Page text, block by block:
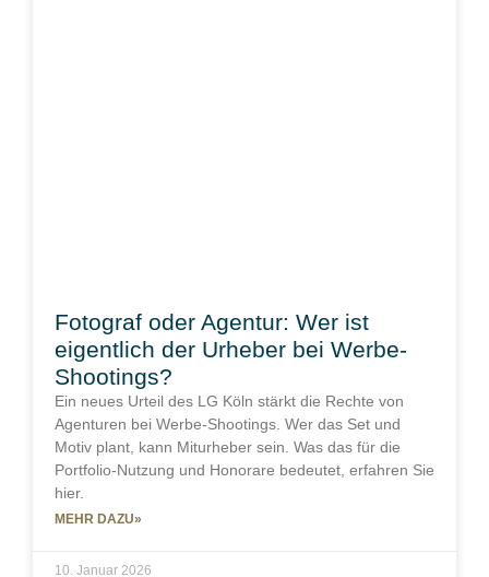
Fotograf oder Agentur: Wer ist
eigentlich der Urheber bei Werbe-
Shootings?
Ein neues Urteil des LG Köln stärkt die Rechte von
Agenturen bei Werbe-Shootings. Wer das Set und
Motiv plant, kann Miturheber sein. Was das für die
Portfolio-Nutzung und Honorare bedeutet, erfahren Sie
hier.
MEHR DAZU»
10. Januar 2026